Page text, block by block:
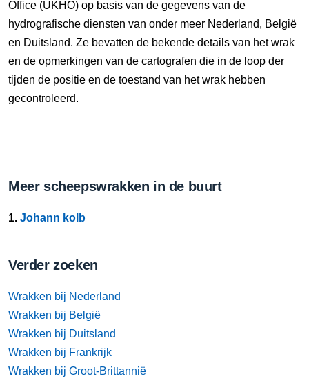
Office (UKHO) op basis van de gegevens van de
hydrografische diensten van onder meer Nederland, België
en Duitsland. Ze bevatten de bekende details van het wrak
en de opmerkingen van de cartografen die in de loop der
tijden de positie en de toestand van het wrak hebben
gecontroleerd.
Meer scheepswrakken in de buurt
1. Johann kolb
Verder zoeken
Wrakken bij Nederland
Wrakken bij België
Wrakken bij Duitsland
Wrakken bij Frankrijk
Wrakken bij Groot-Brittannië